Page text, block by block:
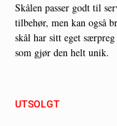
Skålen passer godt til
tilbehør, men kan også
skål har sitt eget
som gjør den helt unik.
UTSOLGT